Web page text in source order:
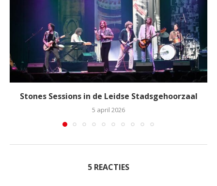
Stones Sessions in de Leidse Stadsgehoorzaal
5 april 2026
5 REACTIES